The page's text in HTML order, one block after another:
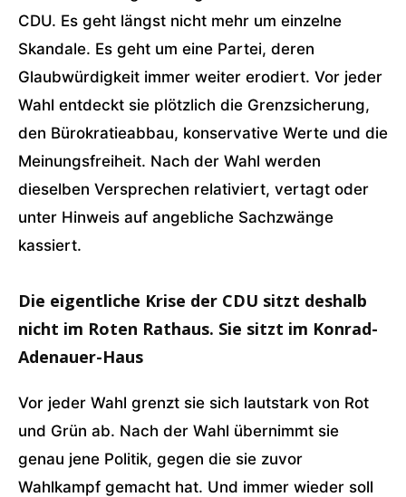
CDU. Es geht längst nicht mehr um einzelne
Skandale. Es geht um eine Partei, deren
Glaubwürdigkeit immer weiter erodiert. Vor jeder
Wahl entdeckt sie plötzlich die Grenzsicherung,
den Bürokratieabbau, konservative Werte und die
Meinungsfreiheit. Nach der Wahl werden
dieselben Versprechen relativiert, vertagt oder
unter Hinweis auf angebliche Sachzwänge
kassiert.
Die eigentliche Krise der CDU sitzt deshalb
nicht im Roten Rathaus. Sie sitzt im Konrad-
Adenauer-Haus
Vor jeder Wahl grenzt sie sich lautstark von Rot
und Grün ab. Nach der Wahl übernimmt sie
genau jene Politik, gegen die sie zuvor
Wahlkampf gemacht hat. Und immer wieder soll